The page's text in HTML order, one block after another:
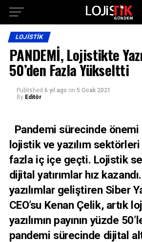
LOJISTIK
PANDEMİ, Lojistikte
50’den Fazla Yükseltti
Published 6 yıl ago on 5 Ocak 2021
By Editör
Pandemi sürecinde önemi
lojistik ve yazılım sektörleri
fazla iç içe geçti. Lojistik
dijital yatırımlar hız
yazılımlar geliştiren Siber
CEO’su Kenan Çelik, artık
yazılımın payının yüzde
pandemi sürecinde dijital